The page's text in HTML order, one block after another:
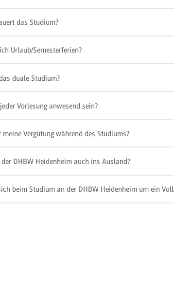
das Studium?
Urlaub/Semesterferien?
duale Studium?
Vorlesung anwesend sein?
Vergütung während des Studiums?
DHBW Heidenheim auch ins Ausland?
beim Studium an der DHBW Heidenheim um ein